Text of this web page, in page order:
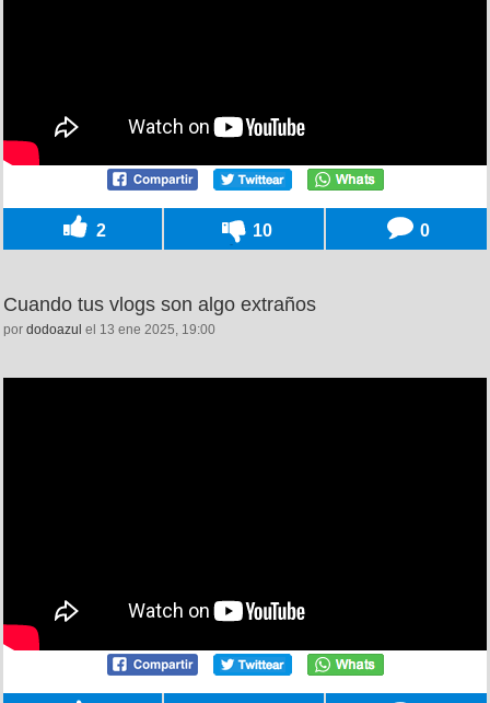
2 10 0
Cuando tus vlogs son algo extraños
por dodoazul el 13 ene 2025, 19:00